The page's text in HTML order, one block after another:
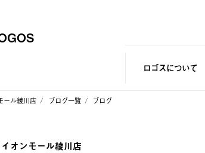
ロゴスについて
ール綾川店 ブログ一覧 ブログ
オンモール綾川店